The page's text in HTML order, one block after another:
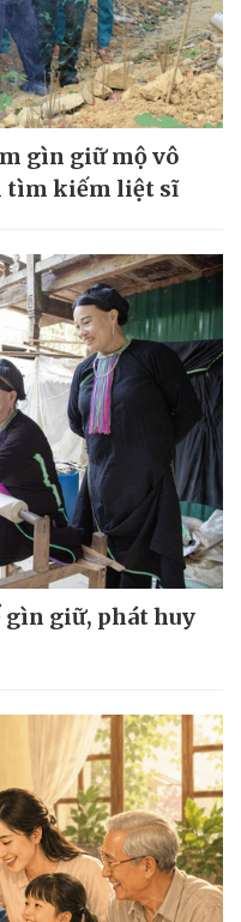
gìn giữ mộ vô
tìm kiếm liệt sĩ
gìn giữ, phát huy